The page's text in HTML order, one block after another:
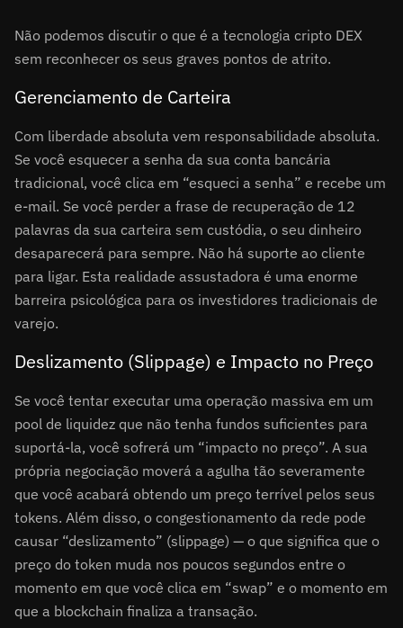
Não podemos discutir o que é a tecnologia cripto DEX
sem reconhecer os seus graves pontos de atrito.
Gerenciamento de Carteira
Com liberdade absoluta vem responsabilidade absoluta.
Se você esquecer a senha da sua conta bancária
tradicional, você clica em “esqueci a senha” e recebe um
e-mail. Se você perder a frase de recuperação de 12
palavras da sua carteira sem custódia, o seu dinheiro
desaparecerá para sempre. Não há suporte ao cliente
para ligar. Esta realidade assustadora é uma enorme
barreira psicológica para os investidores tradicionais de
varejo.
Deslizamento (Slippage) e Impacto no Preço
Se você tentar executar uma operação massiva em um
pool de liquidez que não tenha fundos suficientes para
suportá-la, você sofrerá um “impacto no preço”. A sua
própria negociação moverá a agulha tão severamente
que você acabará obtendo um preço terrível pelos seus
tokens. Além disso, o congestionamento da rede pode
causar “deslizamento” (slippage) — o que significa que o
preço do token muda nos poucos segundos entre o
momento em que você clica em “swap” e o momento em
que a blockchain finaliza a transação.